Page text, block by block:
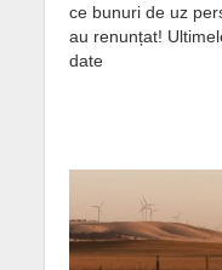
ce bunuri de uz
au renunțat!
date